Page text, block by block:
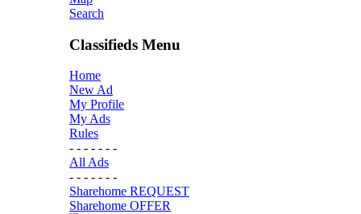
Search
Classifieds Menu
Home
New Ad
My Profile
My Ads
Rules
- - - - - - -
All Ads
- - - - - - -
Sharehome REQUEST
Sharehome OFFER